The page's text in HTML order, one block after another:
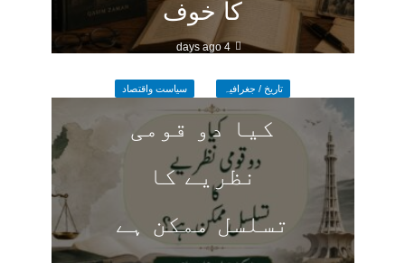
کا خوف
4 days ago
تاریخ / جغرافیہ سیاست واقتصاد
کیا دو قومی
نظریے کا
تسلسل ممکن ہے